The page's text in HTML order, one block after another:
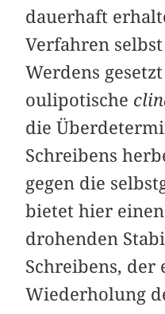
dauerhaft
Verfahren
Werdens
oulipotische
die
Schreibens
gegen die
bietet hier
drohenden
Schreibens, der
Wiederholung